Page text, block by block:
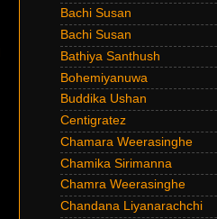
Bachi Susan
Bachi Susan
Bathiya Santhush
Bohemiyanuwa
Buddika Ushan
Centigratez
Chamara Weerasinghe
Chamika Sirimanna
Chamra Weerasinghe
Chandana Liyanarachchi